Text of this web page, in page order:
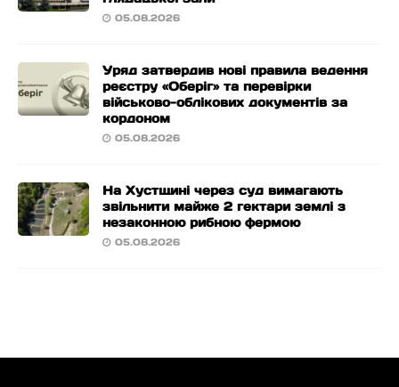
05.08.2026
Уряд затвердив нові правила ведення
реєстру «Оберіг» та перевірки
військово-облікових документів за
кордоном
05.08.2026
На Хустщині через суд вимагають
звільнити майже 2 гектари землі з
незаконною рибною фермою
05.08.2026